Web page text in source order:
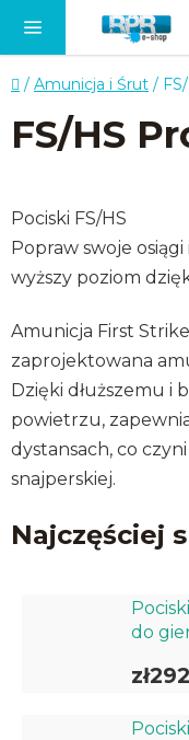
Home
/ Amunicja i Śrut /
FS/HS
Pociski FS/HS
Popraw swoje
wyższy poziom
Amunicja First
zaprojektowana
Dzięki dłuższemu i
powietrzu,
dystansach, co
snajperskiej.
Najczęściej
do